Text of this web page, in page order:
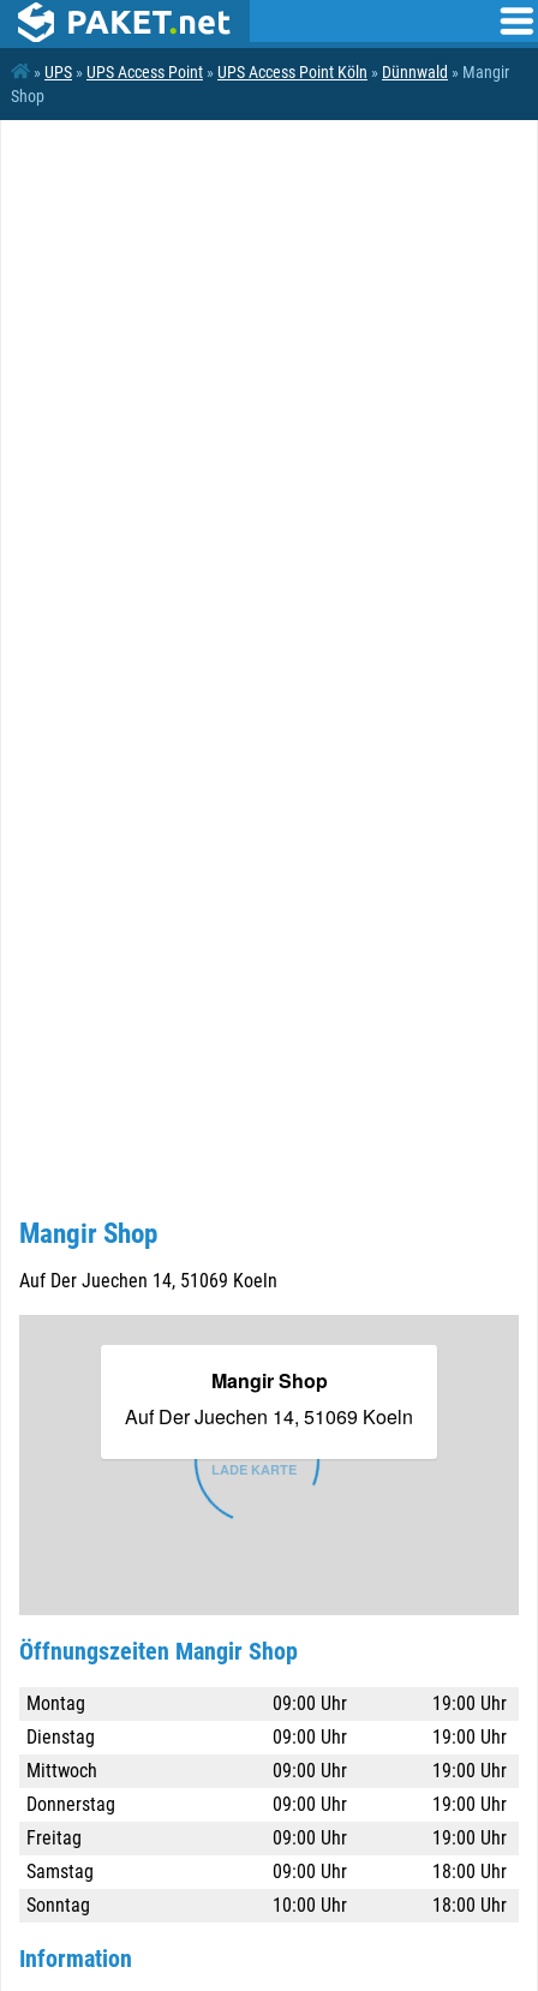
»UPS »UPS Access Point »UPS Access Point Köln » Dünnwald » Mangir
Shop
Mangir Shop
Auf Der Juechen 14, 51069 Koeln
LADE KARTE
Mangir Shop
Auf Der Juechen 14, 51069 Koeln
Öffnungszeiten Mangir Shop
Montag 09:00 Uhr
19:00 Uhr
Dienstag
09:00 Uhr
19:00 Uhr
Mittwoch
09:00 Uhr
19:00 Uhr
Donnerstag
09:00 Uhr
19:00 Uhr
Freitag
09:00 Uhr
19:00 Uhr
Samstag
09:00 Uhr
18:00 Uhr
Sonntag
10:00 Uhr 18:00 Uhr
Information